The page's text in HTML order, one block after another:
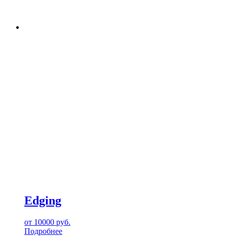
Edging
от 10000 руб.
Подробнее